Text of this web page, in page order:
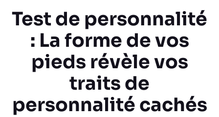
Test de personnalité
: La forme de vos
pieds révèle vos
traits de
personnalité cachés